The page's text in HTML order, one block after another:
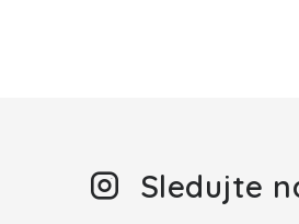
Sledujte